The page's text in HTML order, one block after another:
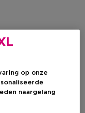
op onze
naargelang